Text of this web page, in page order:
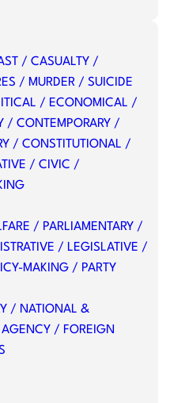
/ CASUALTY /
/ MURDER / SUICIDE
/ ECONOMICAL /
/ CONTEMPORARY /
/ CONSTITUTIONAL /
/ CIVIC /
/ PARLIAMENTARY /
/ LEGISLATIVE /
MAKING / PARTY
/ NATIONAL &
AGENCY / FOREIGN